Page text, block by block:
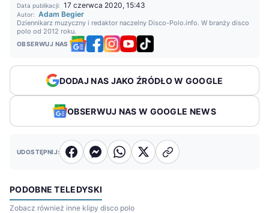
Data publikacji: 17 czerwca 2020, 15:43
Autor: Adam Begier
Dziennikarz muzyczny i redaktor naczelny Disco-Polo.info. W branży disco
polo od 2012 roku.
OBSERWUJ NAS
DODAJ NAS JAKO ŹRÓDŁO W GOOGLE
OBSERWUJ NAS W GOOGLE NEWS
UDOSTĘPNIJ:
PODOBNE TELEDYSKI
Zobacz również inne klipy disco polo